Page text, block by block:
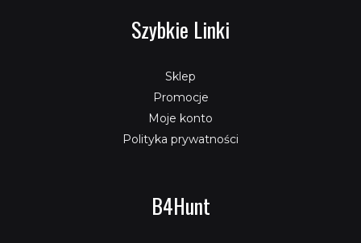
Szybkie Linki
Sklep
Promocje
Moje konto
Polityka prywatności
B4Hunt